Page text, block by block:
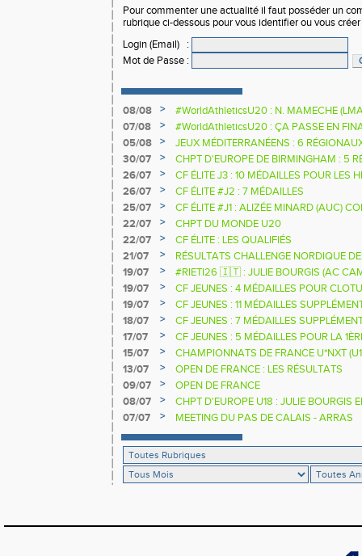
Pour commenter une actualité il faut posséder un
rubrique ci-dessous pour vous identifier ou vous
Login (Email)
:
Mot de Passe :
08/08 >
#WorldAthleticsU20 : N. MAMECHE
07/08
>
#WorldAthleticsU20 : ÇA PASSE EN
SAUTEURS
05/08 >
JEUX MÉDITERRANÉENS : 6
30/07
>
CHPT D'EUROPE DE BIRMINGHAM : 5
26/07
>
CF ÉLITE J3 : 10 MÉDAILLES POUR LES
26/07
>
CF ÉLITE #J2 : 7 MÉDAILLES
25/07
>
CF ÉLITE #J1 : ALIZÉE MINARD (AUC)
NATIONALE
22/07 >
CHPT DU MONDE U20
22/07
>
CF ÉLITE : LES QUALIFIÉS
21/07
>
RÉSULTATS CHALLENGE NORDIQUE
2025 2026
19/07 >
#RIETI26 🇮🇹 : JULIE BOURGIS (AC
D'EUROPE U18 DE LA PERCHE
19/07 >
CF JEUNES : 4 MÉDAILLES POUR
19/07
>
CF JEUNES : 11 MÉDAILLES
18/07
>
CF JEUNES : 7 MÉDAILLES
17/07
>
CF JEUNES : 5 MÉDAILLES POUR LA
15/07
>
CHAMPIONNATS DE FRANCE U*NXT
13/07
>
OPEN DE FRANCE : LES RÉSULTATS
09/07
>
OPEN DE FRANCE
08/07
>
CHPT D'EUROPE U18 : JULIE BOURGIS
07/07
> MEETING DU PAS DE CALAIS - ARRAS